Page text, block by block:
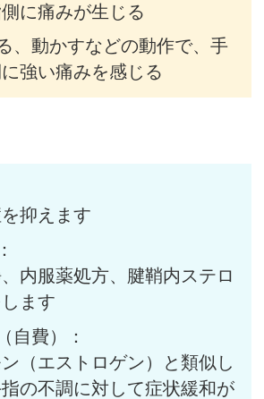
に痛みが生じる
、動かすなどの動作で、手
強い痛みを感じる
抑えます
内服薬処方、腱鞘内ステロ
ます
自費）：
（エストロゲン）と類似し
の不調に対して症状緩和が